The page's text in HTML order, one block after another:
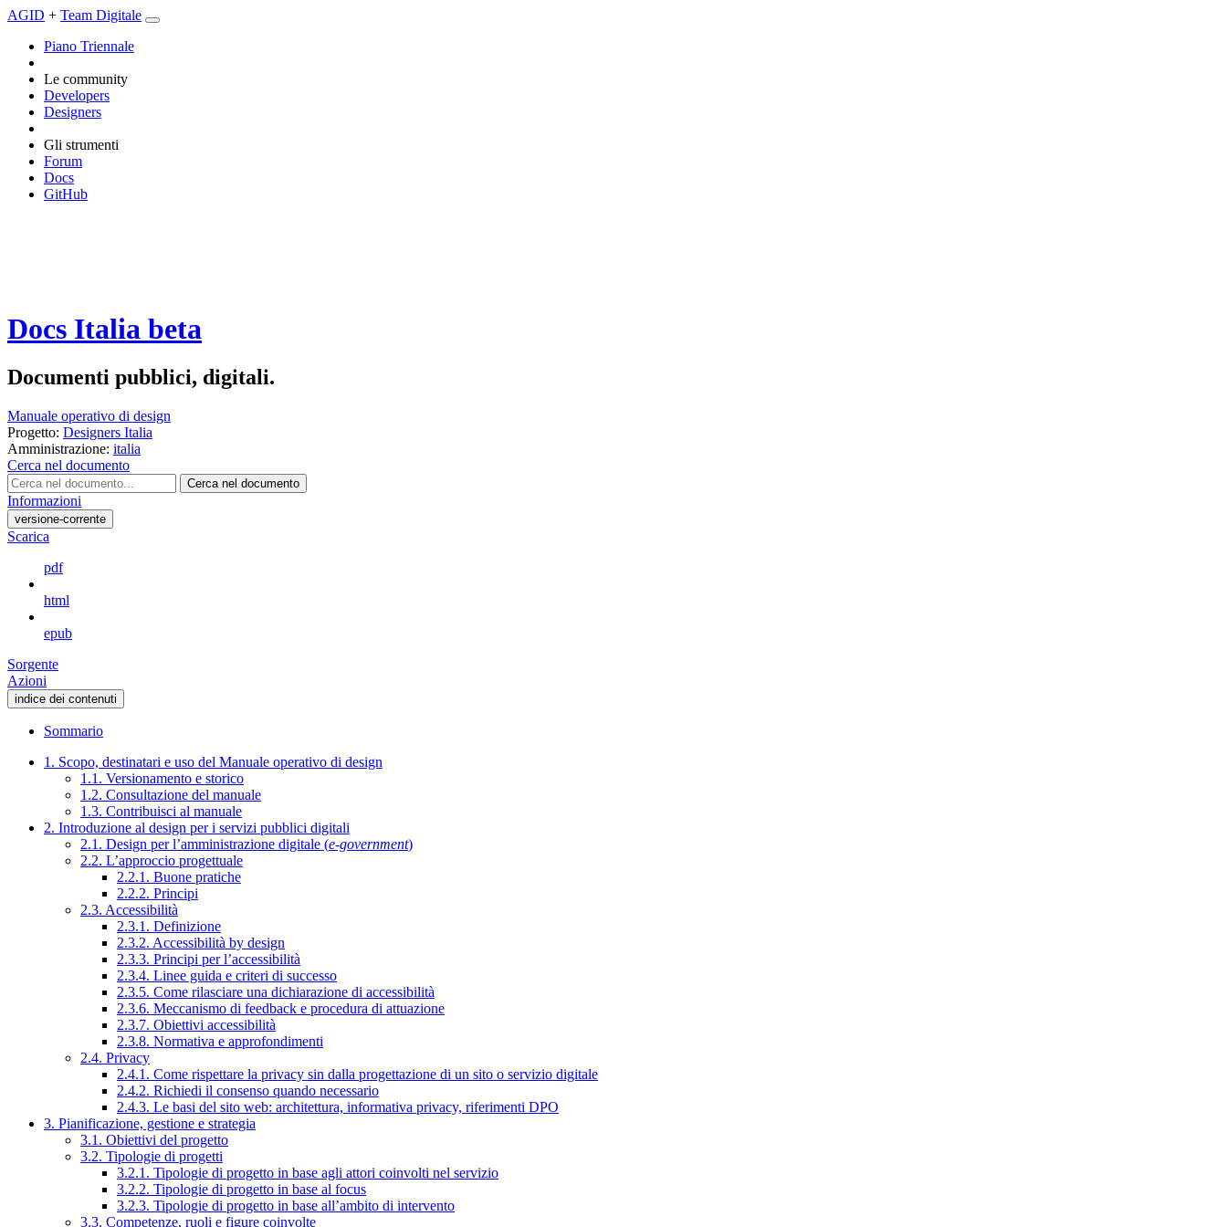
AGID + Team Digitale
Piano Triennale
Le community
Developers
Designers
Gli strumenti
Forum
Docs
GitHub
Docs Italia beta
Documenti pubblici, digitali.
Manuale operativo di design
Progetto: Designers Italia
Amministrazione: italia
Cerca nel documento
Cerca nel documento
Informazioni
versione-corrente
Scarica
pdf
html
epub
Sorgente
Azioni
indice dei contenuti
Sommario
1. Scopo, destinatari e uso del Manuale operativo di design
1.1. Versionamento e storico
1.2. Consultazione del manuale
1.3. Contribuisci al manuale
2. Introduzione al design per i servizi pubblici digitali
2.1. Design per l’amministrazione digitale (e-government)
2.2. L’approccio progettuale
2.2.1. Buone pratiche
2.2.2. Principi
2.3. Accessibilità
2.3.1. Definizione
2.3.2. Accessibilità by design
2.3.3. Principi per l’accessibilità
2.3.4. Linee guida e criteri di successo
2.3.5. Come rilasciare una dichiarazione di accessibilità
2.3.6. Meccanismo di feedback e procedura di attuazione
2.3.7. Obiettivi accessibilità
2.3.8. Normativa e approfondimenti
2.4. Privacy
2.4.1. Come rispettare la privacy sin dalla progettazione di un sito o servizio digitale
2.4.2. Richiedi il consenso quando necessario
2.4.3. Le basi del sito web: architettura, informativa privacy, riferimenti DPO
3. Pianificazione, gestione e strategia
3.1. Obiettivi del progetto
3.2. Tipologie di progetti
3.2.1. Tipologie di progetto in base agli attori coinvolti nel servizio
3.2.2. Tipologie di progetto in base al focus
3.2.3. Tipologie di progetto in base all’ambito di intervento
3.3. Competenze, ruoli e figure coinvolte